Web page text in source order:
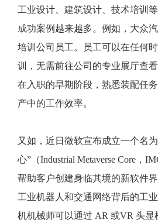
工业设计、建筑设计、技术培训
成功案例越来越多。例如，大众
培训公司员工。员工可以在任何
训，无需前往公司的专业展厅查
在入职的早期阶段，熟悉装配任
产中的工作效率。
又如，近日微软宣布成立一个名
心”（Industrial Metaverse Core，
帮助客户创建身临其境的新软件
工业机器人和交通网络背后的工
机机械师可以通过 AR 或VR 头显